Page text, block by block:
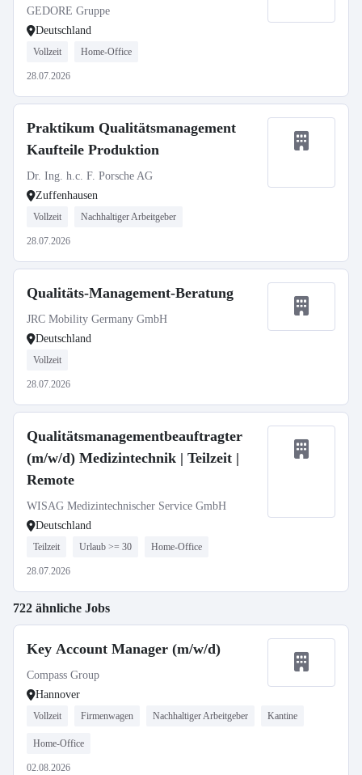
GEDORE Gruppe
Deutschland
Vollzeit Home-Office
28.07.2026
Praktikum Qualitätsmanagement
Kaufteile Produktion
Dr. Ing. h.c. F. Porsche AG
Zuffenhausen
Vollzeit Nachhaltiger Arbeitgeber
28.07.2026
Qualitäts-Management-Beratung
JRC Mobility Germany GmbH
Deutschland
Vollzeit
28.07.2026
Qualitätsmanagementbeauftragter
(m/w/d) Medizintechnik | Teilzeit |
Remote
WISAG Medizintechnischer Service GmbH
Deutschland
Teilzeit Urlaub >= 30 Home-Office
28.07.2026
722 ähnliche Jobs
Key Account Manager (m/w/d)
Compass Group
Hannover
Vollzeit Firmenwagen Nachhaltiger Arbeitgeber Kantine
Home-Office
02.08.2026